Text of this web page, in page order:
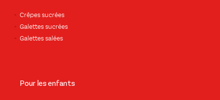
Crêpes sucrées
Galettes sucrées
Galettes salées
Pour les enfants